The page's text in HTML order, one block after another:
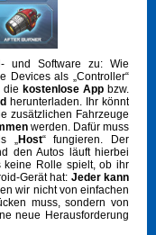
und Software zu: Wie
Devices als „Controller“
die kostenlose App bzw.
herunterladen. Ihr könnt
zusätzlichen Fahrzeuge
werden. Dafür muss
„Host“ fungieren. Der
den Autos läuft hierbei
Rolle spielt, ob ihr
Gerät hat: Jeder kann
wir nicht von einfachen
muss, sondern von
neue Herausforderung